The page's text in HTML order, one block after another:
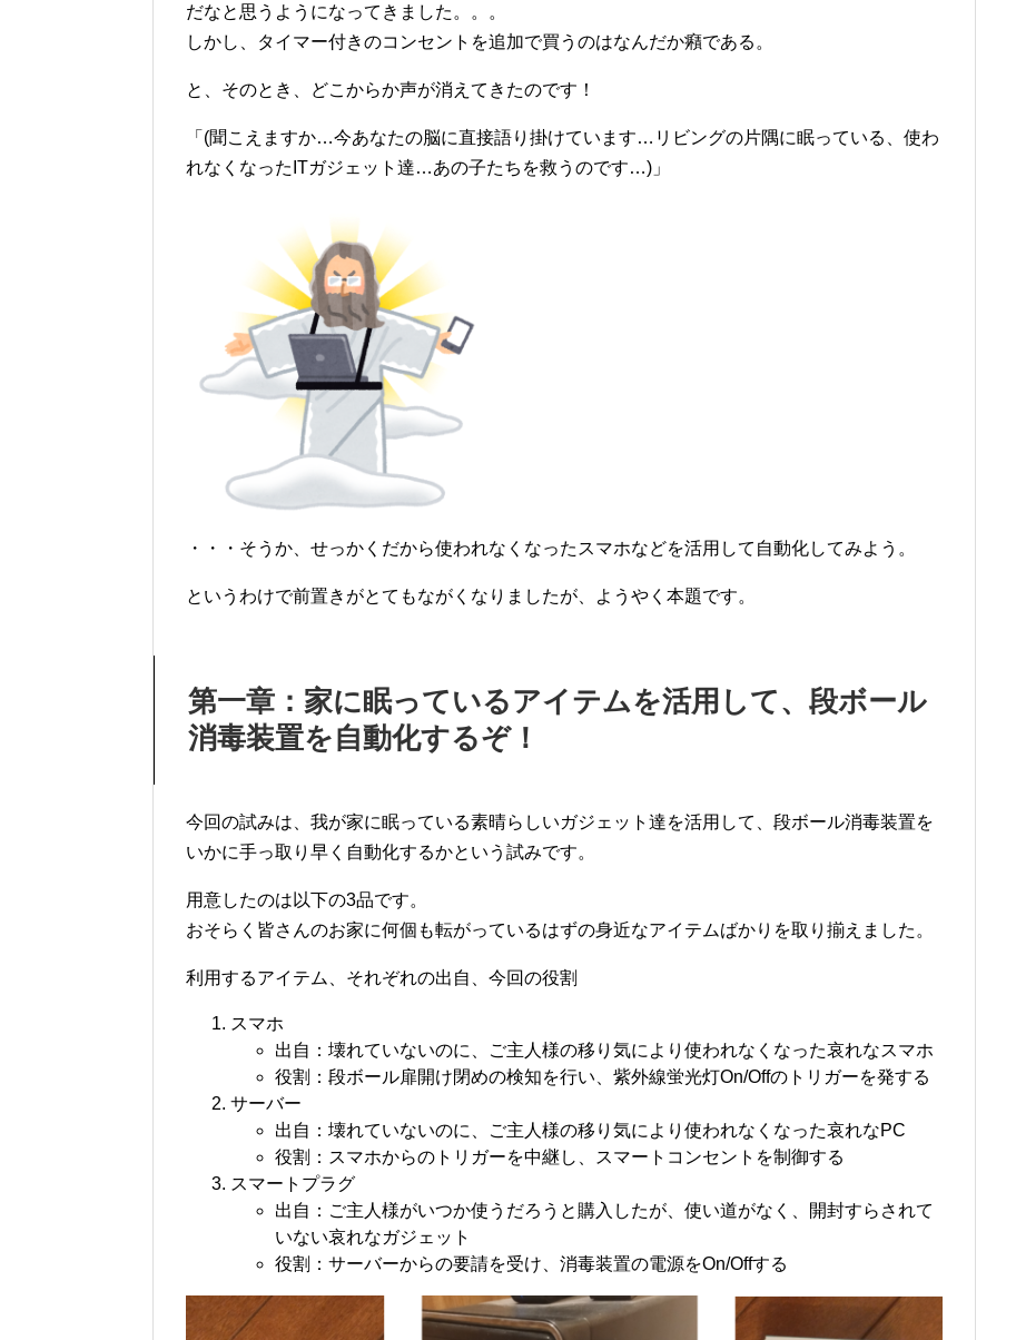
だなと思うようになってきました。。。
しかし、タイマー付きのコンセントを追加で買うのはなんだか癪である。
と、そのとき、どこからか声が消えてきたのです！
「(聞こえますか…今あなたの脳に直接語り掛けています…リビングの片隅に眠っている、使わ
れなくなったITガジェット達…あの子たちを救うのです…)」
・・・そうか、せっかくだから使われなくなったスマホなどを活用して自動化してみよう。
というわけで前置きがとてもながくなりましたが、ようやく本題です。
第一章：家に眠っているアイテムを活用して、段ボール
消毒装置を自動化するぞ！
今回の試みは、我が家に眠っている素晴らしいガジェット達を活用して、段ボール消毒装置を
いかに手っ取り早く自動化するかという試みです。
用意したのは以下の3品です。
おそらく皆さんのお家に何個も転がっているはずの身近なアイテムばかりを取り揃えました。
利用するアイテム、それぞれの出自、今回の役割
スマホ
出自：壊れていないのに、ご主人様の移り気により使われなくなった哀れなスマホ
役割：段ボール扉開け閉めの検知を行い、紫外線蛍光灯On/Offのトリガーを発する
サーバー
出自：壊れていないのに、ご主人様の移り気により使われなくなった哀れなPC
役割：スマホからのトリガーを中継し、スマートコンセントを制御する
スマートプラグ
出自：ご主人様がいつか使うだろうと購入したが、使い道がなく、開封すらされて
いない哀れなガジェット
役割：サーバーからの要請を受け、消毒装置の電源をOn/Offする